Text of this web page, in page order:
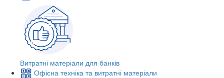
Витратні матеріали для банків
Офісна техніка та витратні матеріали